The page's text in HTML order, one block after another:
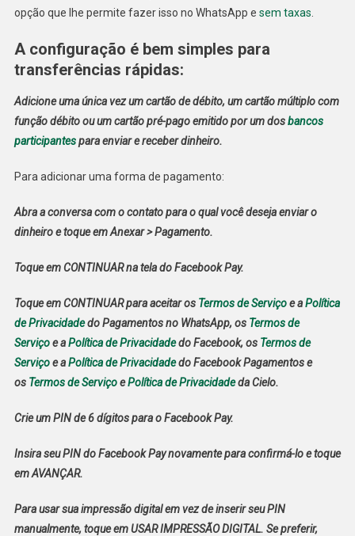
opção que lhe permite fazer isso no WhatsApp e sem taxas
A configuração é bem simples para
transferências rápidas:
Adicione uma única vez um cartão de débito, um cartão múltiplo com
função débito ou um cartão pré-pago emitido por um dosbancos
participantespara enviar e receber dinheiro.
Para adicionar uma forma de pagamento:
Abra a conversa com o contato para o qual você deseja enviar o
dinheiro e toque emAnexar>Pagamento.
Toque emCONTINUARna tela do Facebook Pay.
Toque emCONTINUARpara aceitar os Termos de Serviçoe aPolítica
de Privacidadedo Pagamentos no WhatsApp, os Termos de
Serviçoe aPolítica de Privacidadedo Facebook, os Termos de
Serviçoe aPolítica de Privacidadedo Facebook Pagamentos e
os Termos de ServiçoePolítica de Privacidadeda Cielo.
Crie um PIN de 6 dígitos para o Facebook Pay.
Insira seu PIN do Facebook Pay novamente para confirmá-lo e toque
emAVANÇAR.
Para usar sua impressão digital em vez de inserir seu PIN
manualmente, toque emUSAR IMPRESSÃO DIGITAL. Se preferir,